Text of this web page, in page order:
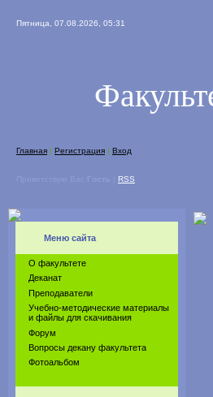
Пятница, 07.08.2026, 05:31
Главная | Регистрация | Вход
RSS
Меню сайта
О факультете
Деканат
Преподаватели
Учебно-методические материалы
и файлы для скачивания
Форум
Вопросы декану факультета
Фотоальбом